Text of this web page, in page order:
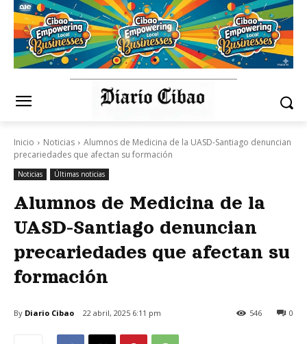
Inicio Noticias
Alumnos de Medicina de la UASD-Santiago denuncian
precariedades que afectan su formación
Noticias Últimas noticias
Alumnos de Medicina de la
UASD-Santiago denuncian
precariedades que afectan su
formación
By Diario Cibao 22 abril, 2025 6:11 pm 0
546